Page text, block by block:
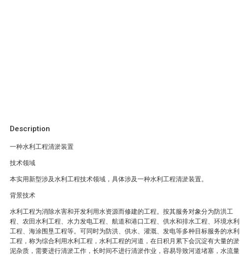
Description
一种水利工程清淤装置
技术领域
本实用新型涉及水利工程技术领域，具体涉及一种水利工程清淤装置。
背景技术
水利工程为消除水害和开发利用水资源而修建的工程。按其服务对象分为防洪工
程、农田水利工程、水力发电工程、航道和港口工程、供水和排水工程、环境水利
工程、海涂围垦工程等。可同时为防洪、供水、灌溉、发电等多种目标服务的水利
工程，称为综合利用水利工程，水利工程的河道，在日积月累下会沉淀有大量的淤
泥杂质，需要进行清淤工作，长时间不进行清淤作业，容易导致河道堵塞，水流量